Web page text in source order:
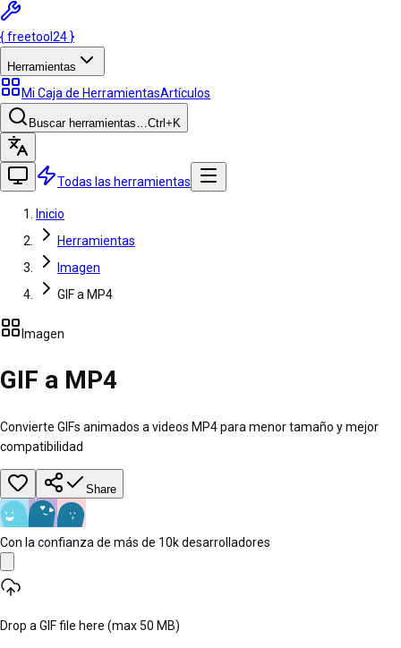
{freetool 24 }
Herramientas
Mi Caja de HerramientasArtículos
Buscar herramientas…Ctrl +K
Todas las herramientas
Inicio
Herramientas
Imagen
GIF a MP4
Imagen
GIF a MP4
Convierte GIFs animados a videos MP4 para menor tamaño y mejor
compatibilidad
Share
Con la confianza de más de 10k desarrolladores
Drop a GIF file here (max 50 MB)